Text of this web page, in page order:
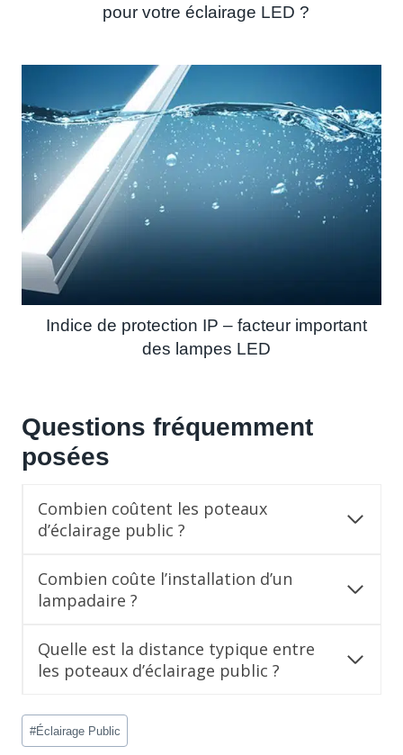
pour votre éclairage LED ?
Indice de protection IP – facteur important
des lampes LED
Questions fréquemment
posées
Combien coûtent les poteaux
d’éclairage public ?
Combien coûte l’installation d’un
lampadaire ?
Quelle est la distance typique entre
les poteaux d’éclairage public ?
Post
Tags:
#Éclairage Public